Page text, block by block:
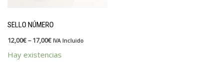
SELLO NÚMERO
12,00€–17,00€ IVA Incluido
Hay existencias